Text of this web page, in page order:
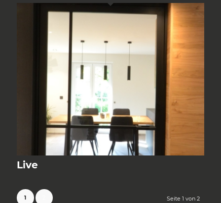
Live
Seite 1 von 2
1